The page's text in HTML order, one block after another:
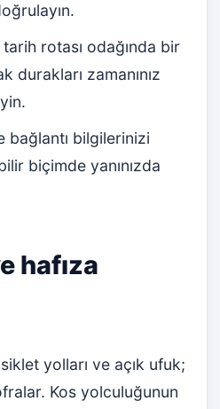
rotası odağında bir
durakları zamanınız
bağlantı bilgilerinizi
biçimde yanınızda
hafıza
yolları ve açık ufuk;
Kos yolculuğunun